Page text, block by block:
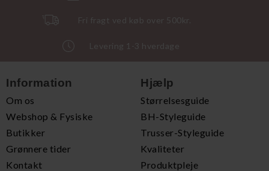
Fri fragt ved køb over 500kr.
Levering 1-3 hverdage
Information
Om os
Webshop & Fysiske
Butikker
Grønnere tider
Kontakt
Hjælp
Størrelsesguide
BH-Styleguide
Trusser-Styleguide
Kvaliteter
Produktpleje